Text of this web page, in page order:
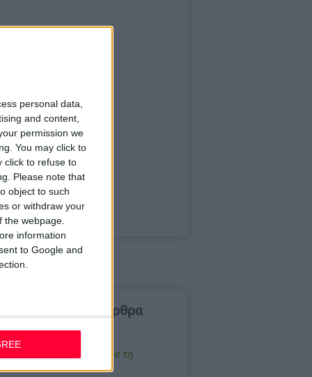
personal data,
and content,
permission we
You may click to
click to refuse to
Please note that
object to such
or withdraw your
webpage.
information
to Google and
δημοφιλέστερα άρθρα
2026, 16:44
σε φαρμακείο για τη